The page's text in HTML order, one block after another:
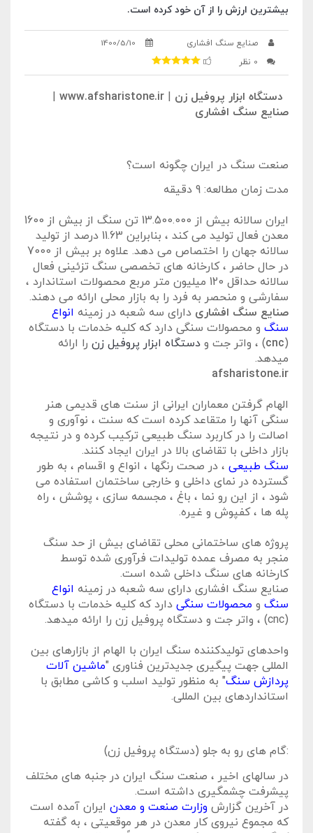
بیشترین ارزش را از آن خود کرده است.
صنایع سنگ افشاری
1400/5/10
0 نظر
دستگاه ابزار پروفیل زن www.afsharistone.ir
صنایع سنگ افشاری
صنعت سنگ در ایران چگونه است؟
مدت زمان مطالعه: 9 دقیقه
ایران سالانه بیش از 13.500.000 تن سنگ از بیش از 1600
معدن فعال تولید می کند ، بنابراین 11.63 درصد از تولید
سالانه جهان را اختصاص می دهد. علاوه بر بیش از 7000
در حال حاضر ، کارخانه های تخصصی سنگ تزئینی فعال
سالانه حداقل 120 میلیون متر مربع محصولات استاندارد ،
سفارشی و منحصر به فرد را به بازار محلی ارائه می دهند.
صنایع سنگ افشاری دارای سه شعبه در زمینه انواع
سنگ و محصولات سنگی دارد که کلیه خدمات با دستگاه
(
cnc) ، واتر جت و دستگاه ابزار پروفیل زن را ارائه
میدهد.
afsharistone.ir
الهام گرفتن معماران ایرانی از سنت های قدیمی هنر
سنگی آنها را متقاعد کرده است که سنت ، نوآوری و
اصالت را در کاربرد سنگ طبیعی ترکیب کرده و در نتیجه
بازار داخلی با تقاضای بالا در ایران ایجاد کنند.
سنگ طبیعی ، در صحت رنگها ، انواع و اقسام ، به طور
گسترده در نمای داخلی و خارجی ساختمان استفاده می
شود ، از این رو نما ، باغ ، مجسمه سازی ، پوشش ، راه
پله ها ، کفپوش و غیره.
پروژه های ساختمانی محلی تقاضای بیش از حد سنگ
منجر به مصرف عمده تولیدات فرآوری شده توسط
کارخانه های سنگ داخلی شده است.
صنایع سنگ افشاری دارای سه شعبه در زمینه انواع
سنگ و محصولات سنگی دارد که کلیه خدمات با دستگاه
(cnc) ، واتر جت و دستگاه پروفیل زن را ارائه میدهد.
واحدهای تولیدکننده سنگ ایران با الهام از بازارهای بین
المللی جهت پیگیری جدیدترین فناوری "ماشین آلات
پردازش سنگ" به منظور تولید اسلب و کاشی مطابق با
استانداردهای بین المللی.
:گام های رو به جلو (دستگاه پروفیل زن)
در سالهای اخیر ، صنعت سنگ ایران در جنبه های مختلف
پیشرفت چشمگیری داشته است.
در آخرین گزارش وزارت صنعت و معدن ایران آمده است
که مجموع نیروی کار معدن در هر موقعیتی ، به گفته